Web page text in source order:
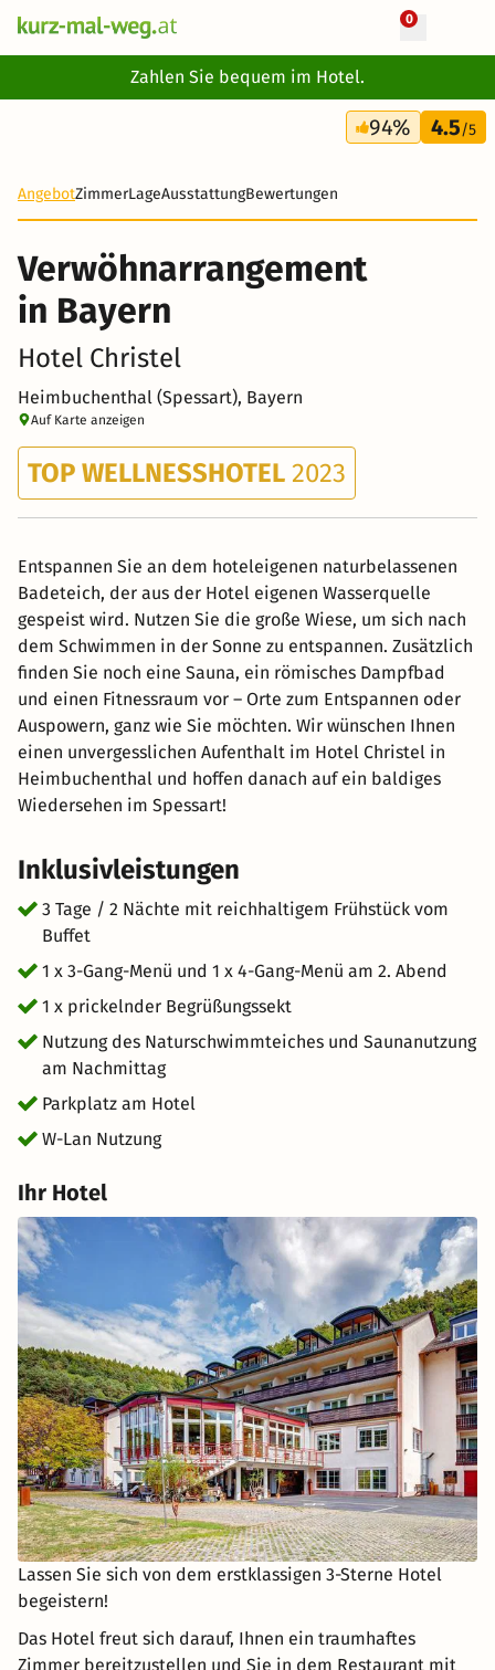
0
Zahlen Sie bequem im Hotel.
3 Tage
199 €
94% 4.5/5
AngebotZimmerLageAusstattungBewertungen
Verwöhnarrangement
in Bayern
Hotel Christel
Heimbuchenthal (Spessart), Bayern
Auf Karte anzeigen
TOP WELLNESSHOTEL 2023
Entspannen Sie an dem hoteleigenen naturbelassenen
Badeteich, der aus der Hotel eigenen Wasserquelle
gespeist wird. Nutzen Sie die große Wiese, um sich nach
dem Schwimmen in der Sonne zu entspannen. Zusätzlich
finden Sie noch eine Sauna, ein römisches Dampfbad
und einen Fitnessraum vor – Orte zum Entspannen oder
Auspowern, ganz wie Sie möchten. Wir wünschen Ihnen
einen unvergesslichen Aufenthalt im Hotel Christel in
Heimbuchenthal und hoffen danach auf ein baldiges
Wiedersehen im Spessart!
Inklusivleistungen
3 Tage / 2 Nächte mit reichhaltigem Frühstück vom
Buffet
1 x 3-Gang-Menü und 1 x 4-Gang-Menü am 2. Abend
1 x prickelnder Begrüßungssekt
Nutzung des Naturschwimmteiches und Saunanutzung
am Nachmittag
Parkplatz am Hotel
W-Lan Nutzung
Ihr Hotel
Lassen Sie sich von dem erstklassigen 3-Sterne Hotel
begeistern!
Das Hotel freut sich darauf, Ihnen ein traumhaftes
Zimmer bereitzustellen und Sie in dem Restaurant mit